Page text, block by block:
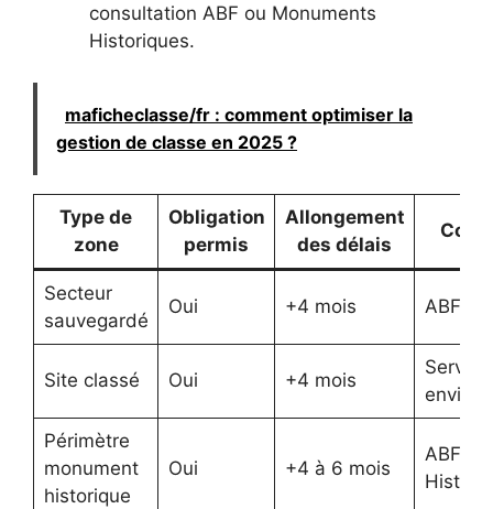
consultation ABF ou Monuments
Historiques.
maficheclasse/fr : comment optimiser la
gestion de classe en 2025 ?
Type de
zone
Obligation
permis
Allongement
des délais
Secteur
sauvegardé
Oui +4 mois ABF
Site classé Oui +4 mois
Périmètre
monument
historique
Oui +4 à 6 mois
ABF,